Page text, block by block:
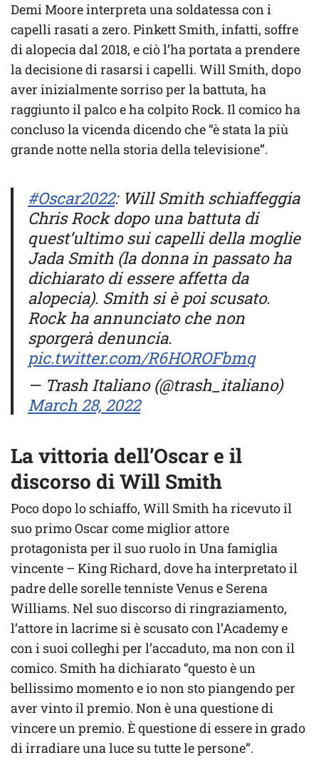
Demi Moore interpreta una soldatessa con i
capelli rasati a zero. Pinkett Smith, infatti, soffre
di alopecia dal 2018, e ciò l’ha portata a prendere
la decisione di rasarsi i capelli. Will Smith, dopo
aver inizialmente sorriso per la battuta, ha
raggiunto il palco e ha colpito Rock. Il comico ha
concluso la vicenda dicendo che “è stata la più
grande notte nella storia della televisione”.
#Oscar2022: Will Smith schiaffeggia
Chris Rock dopo una battuta di
quest’ultimo sui capelli della moglie
Jada Smith (la donna in passato ha
dichiarato di essere affetta da
alopecia). Smith si è poi scusato.
Rock ha annunciato che non
sporgerà denuncia.
pic.twitter.com/R6HOROFbmq
— Trash Italiano (@trash_italiano)
March 28, 2022
La vittoria dell’Oscar e il
discorso di Will Smith
Poco dopo lo schiaffo, Will Smith ha ricevuto il
suo primo Oscar come miglior attore
protagonista per il suo ruolo in Una famiglia
vincente – King Richard, dove ha interpretato il
padre delle sorelle tenniste Venus e Serena
Williams. Nel suo discorso di ringraziamento,
l’attore in lacrime si è scusato con l’Academy e
con i suoi colleghi per l’accaduto, ma non con il
comico. Smith ha dichiarato “questo è un
bellissimo momento e io non sto piangendo per
aver vinto il premio. Non è una questione di
vincere un premio. È questione di essere in grado
di irradiare una luce su tutte le persone”.